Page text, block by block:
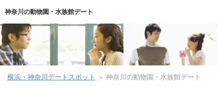
神奈川の動物園・水族館デート
横浜・神奈川デートスポット ＞ 神奈川の動物園・水族館デート